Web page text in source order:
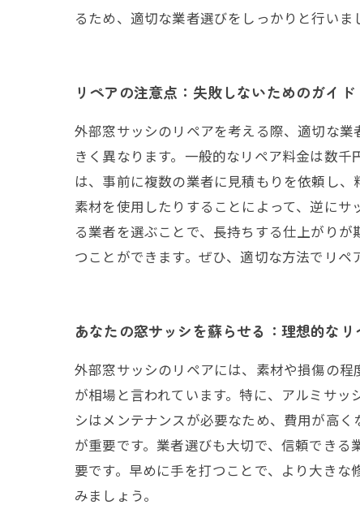
るため、適切な業者選びをしっかりと行いま
リペアの注意点：失敗しないためのガイド
外部窓サッシのリペアを考える際、適切な
きく異なります。一般的なリペア料金は数
は、事前に複数の業者に見積もりを依頼し
素材を使用したりすることによって、逆に
る業者を選ぶことで、長持ちする仕上がり
つことができます。ぜひ、適切な方法でリペ
あなたの窓サッシを蘇らせる：理想的なリ
外部窓サッシのリペアには、素材や損傷の
が相場と言われています。特に、アルミサ
シはメンテナンスが必要なため、費用が高
が重要です。業者選びも大切で、信頼でき
要です。早めに手を打つことで、より大き
みましょう。